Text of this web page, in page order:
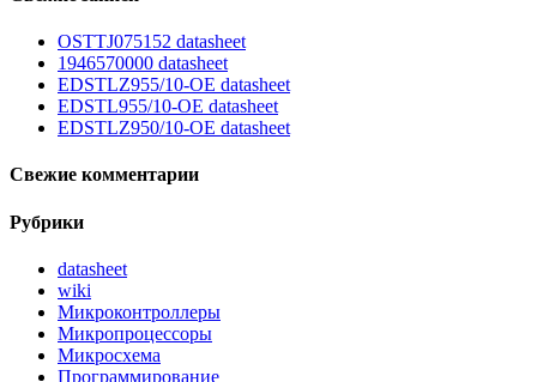
OSTTJ075152 datasheet
1946570000 datasheet
EDSTLZ955/10-OE datasheet
EDSTL955/10-OE datasheet
EDSTLZ950/10-OE datasheet
Свежие комментарии
Рубрики
datasheet
wiki
Микроконтроллеры
Микропроцессоры
Микросхема
Программирование